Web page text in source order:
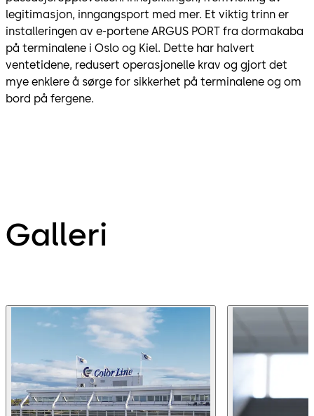
legitimasjon, inngangsport med mer. Et viktig trinn er
installeringen av e-portene ARGUS PORT fra dormakaba
på terminalene i Oslo og Kiel. Dette har halvert
ventetidene, redusert operasjonelle krav og gjort det
mye enklere å sørge for sikkerhet på terminalene og om
bord på fergene.
Galleri